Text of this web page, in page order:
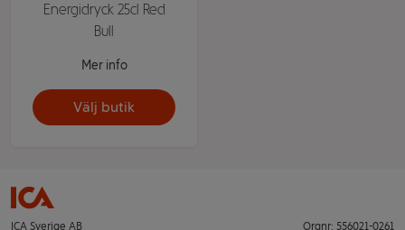
Energidryck 25cl Red
Bull
Mer info
Välj butik
ICA Sverige AB Orgnr: 556021-0261